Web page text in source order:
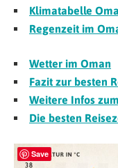
Klimatabelle
Regenzeit im
Wetter im Oman
Fazit zur besten
Weitere Infos
Die besten
Save